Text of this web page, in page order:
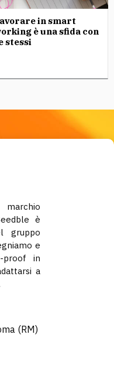
in smart
è una sfida con
stessi
è
gruppo
e
proof in
a
(RM)